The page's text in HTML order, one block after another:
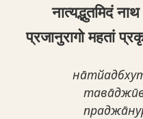
नात्यद्भुतमिदं
प्रजानुरागो महतां